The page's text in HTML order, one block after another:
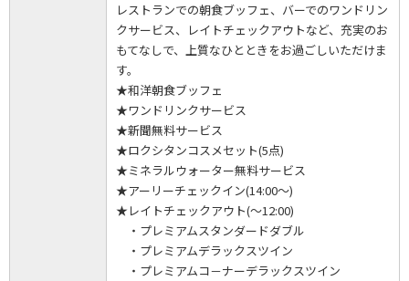
レストランでの朝食ブッフェ、バーでのワンドリン
クサービス、レイトチェックアウトなど、充実のお
もてなしで、上質なひとときをお過ごしいただけま
す。
★和洋朝食ブッフェ
★ワンドリンクサービス
★新聞無料サービス
★ロクシタンコスメセット(5点)
★ミネラルウォーター無料サービス
★アーリーチェックイン(14:00～)
★レイトチェックアウト(～12:00)
・プレミアムスタンダードダブル
・プレミアムデラックスツイン
・プレミアムコ－ナーデラックスツイン